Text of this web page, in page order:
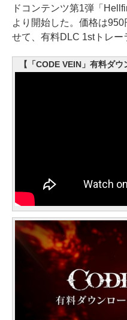
ドコンテンツ第1弾「
より開始した。価格は
せて、有料DLC 1stトレー
【「CODE VEIN」有料ダ